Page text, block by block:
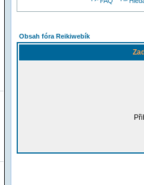
Obsah fóra Reikiwebík